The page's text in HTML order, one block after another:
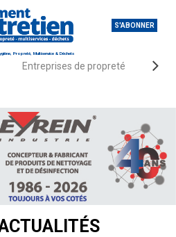
S'ABONNER
Propreté, Multiservice & Déchets
Entreprises de propreté